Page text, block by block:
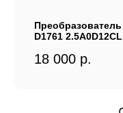
Преобразователь
D1761 2.5A0D12CL
18 000 р.